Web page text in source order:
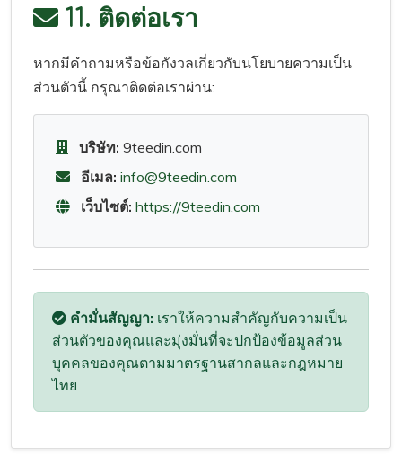
11. ติดต่อเรา
หากมีคำถามหรือข้อกังวลเกี่ยวกับนโยบายความเป็น
ส่วนตัวนี้ กรุณาติดต่อเราผ่าน:
บริษัท: 9teedin.com
อีเมล: info@9teedin.com
เว็บไซต์: https://9teedin.com
คำมั่นสัญญา: เราให้ความสำคัญกับความเป็น
ส่วนตัวของคุณและมุ่งมั่นที่จะปกป้องข้อมูลส่วน
บุคคลของคุณตามมาตรฐานสากลและกฎหมาย
ไทย